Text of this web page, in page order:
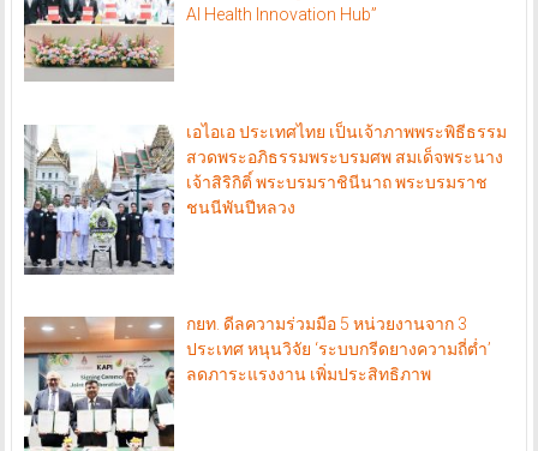
AI Health Innovation Hub”
เอไอเอ ประเทศไทย เป็นเจ้าภาพพระพิธีธรรม
สวดพระอภิธรรมพระบรมศพ สมเด็จพระนาง
เจ้าสิริกิติ์ พระบรมราชินีนาถ พระบรมราช
ชนนีพันปีหลวง
กยท. ดีลความร่วมมือ 5 หน่วยงานจาก 3
ประเทศ หนุนวิจัย ‘ระบบกรีดยางความถี่ต่ำ’
ลดภาระแรงงาน เพิ่มประสิทธิภาพ